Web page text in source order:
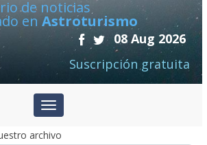
de noticias
en Astroturismo
08 Aug 2026
Suscripción gratuita
archivo